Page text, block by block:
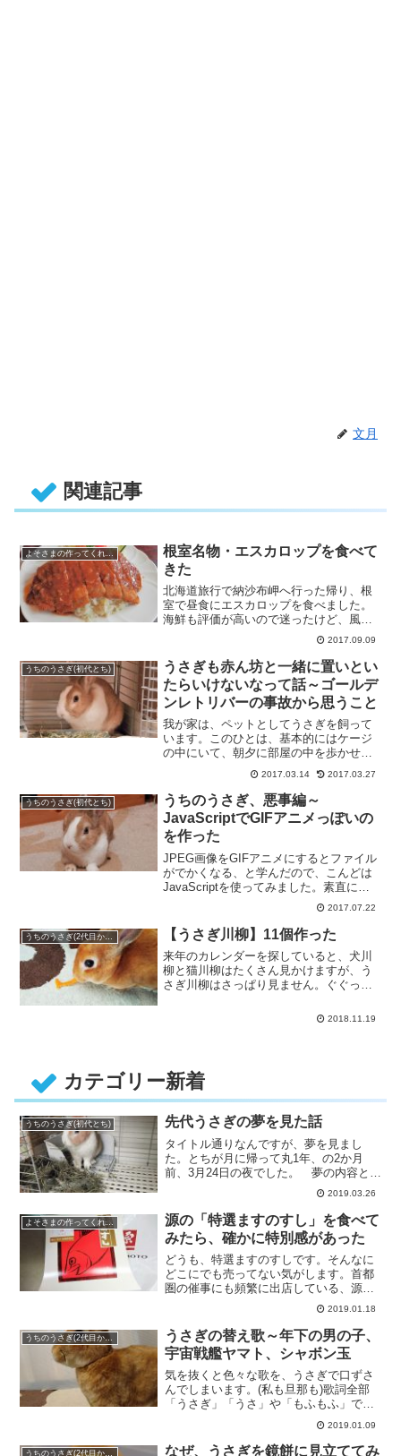
文月
関連記事
根室名物・エスカロップを食べて
きた
北海道旅行で納沙布岬へ行った帰り、根
室で昼食にエスカロップを食べました。
海鮮も評価が高いので迷ったけど、風が
強くて寒い日だったので、温かい2017.09.09
うちのうさぎ(初代とち)
うさぎも赤ん坊と一緒に置いとい
たらいけないなって話～ゴールデ
ンレトリバーの事故から思うこと
我が家は、ペットとしてうさぎを飼って
います。このひとは、基本的にはケージ
の中にいて、朝夕に部屋の中を歩かせて
います。休日は、一日中居間に出
2017.03.14 2017.03.27
うちのうさぎ(初代とち)
うちのうさぎ、悪事編～
JavaScriptでGIFアニメっぽいの
を作った
JPEG画像をGIFアニメにするとファイル
がでかくなる、と学んだので、こんどは
JavaScriptを使ってみました。素直に動
2017.07.22
【うさぎ川柳】11個作った
来年のカレンダーを探していると、犬川
柳と猫川柳はたくさん見かけますが、う
さぎ川柳はさっぱり見ません。ぐぐって
2018.11.19
カテゴリー新着
うちのうさぎ(初代とち) 先代うさぎの夢を見た話
タイトル通りなんですが、夢を見まし
た。とちが月に帰って丸1年、の2か月
前、3月24日の夜でした。 夢の内容とし
ては、まあ夢なんで、なんか変な・・・
2019.03.26
よそさまの作ってくれた美味しいもの
源の「特選ますのすし」を食べて
みたら、確かに特別感があった
どうも、特選ますのすしです。そんなに
どこにでも売ってない気がします。首都
圏の催事にも頻繁に出店している、源さ
んの製品です。匂いたつほんもの2019.01.18
うさぎの替え歌～年下の男の子、
宇宙戦艦ヤマト、シャボン玉
気を抜くと色々な歌を、うさぎで口ずさ
んでしまいます。(私も旦那も)歌詞全部
「うさぎ」「うさ」や「もふもふ」で歌
うのが初級。意味のある歌詞で歌・・・
2019.01.09
うちのうさぎ(2代目かがり)
なぜ、うさぎを鏡餅に見立ててみ